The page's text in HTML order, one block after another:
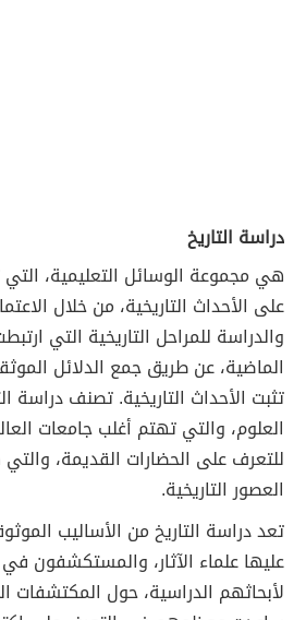
دراسة التاريخ
هي مجموعة الوسائل التعليمية،
على الأحداث التاريخية، من خلال
والدراسة للمراحل التاريخية التي
الماضية، عن طريق جمع الدلائل
تثبت الأحداث التاريخية. تصنف دراسة
العلوم، والتي تهتم أغلب جامعات
للتعرف على الحضارات القديمة،
العصور التاريخية.
تعد دراسة التاريخ من الأساليب
عليها علماء الآثار، والمستكشفون
لأبحاثهم الدراسية، حول المكتشفات